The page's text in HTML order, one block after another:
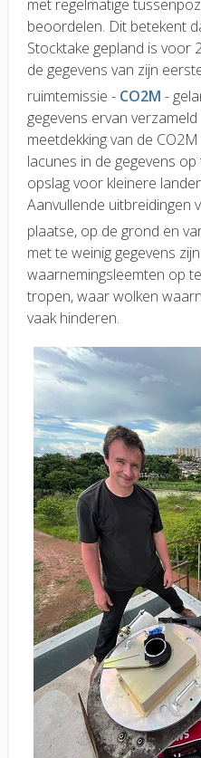
met regelmatige
beoordelen. Dit betekent
Stocktake gepland is voor
de gegevens van zijn
ruimtemissie - CO2M -
gegevens ervan
meetdekking van de
lacunes in de gegevens
opslag voor kleinere
Aanvullende uitbreidingen
plaatse, op de grond en
met te weinig gegevens
waarnemingsleemten op
tropen, waar wolken
vaak hinderen.